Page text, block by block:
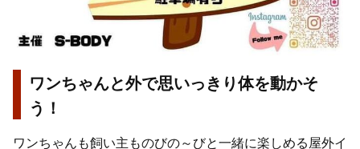
ワンちゃんと外で思いっきり体を動かそ
う！
ワンちゃんも飼い主ものびの～びと一緒に楽しめる屋外イ